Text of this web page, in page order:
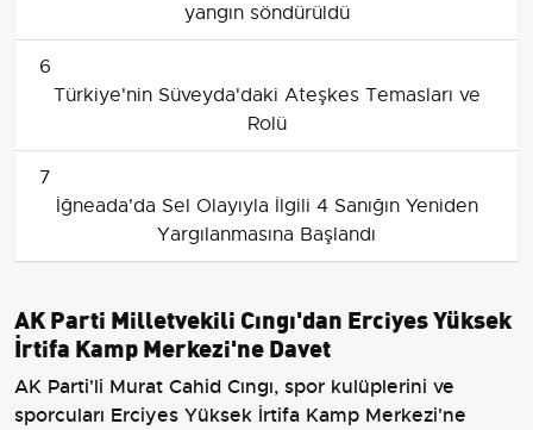
yangın söndürüldü
6
Türkiye'nin Süveyda'daki Ateşkes Temasları ve
Rolü
7
İğneada'da Sel Olayıyla İlgili 4 Sanığın Yeniden
Yargılanmasına Başlandı
AK Parti Milletvekili Cıngı'dan Erciyes Yüksek
İrtifa Kamp Merkezi'ne Davet
AK Parti'li Murat Cahid Cıngı, spor kulüplerini ve
sporcuları Erciyes Yüksek İrtifa Kamp Merkezi'ne